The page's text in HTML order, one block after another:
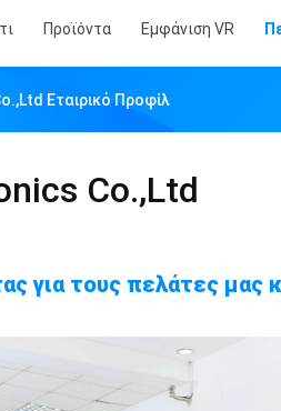
Προϊόντα Εμφάνιση VR
Εταιρικό Προφίλ
Co.,Ltd
για τους πελάτες μας